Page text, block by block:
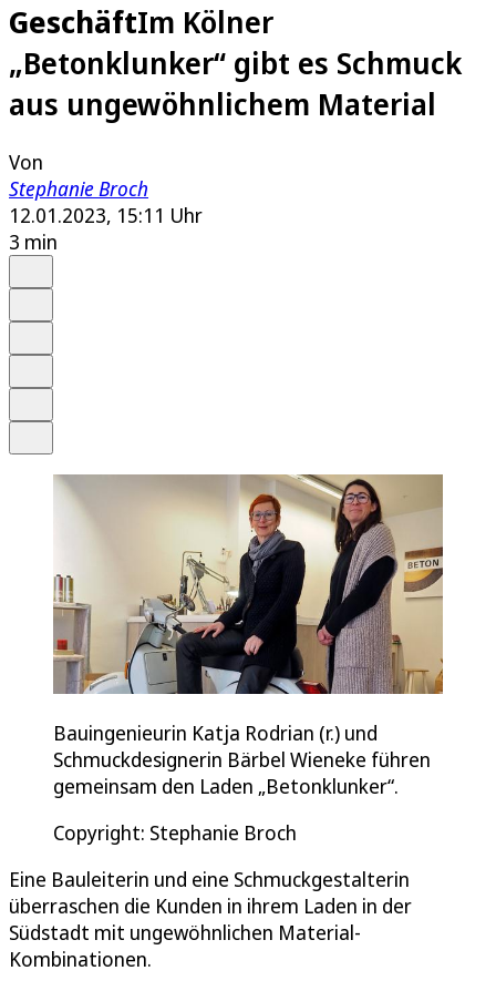
GeschäftIm Kölner
„Betonklunker“ gibt es Schmuck
aus ungewöhnlichem Material
Von
Stephanie Broch
12.01.2023, 15:11 Uhr
3 min
Bauingenieurin Katja Rodrian (r.) und
Schmuckdesignerin Bärbel Wieneke führen
gemeinsam den Laden „Betonklunker“.
Copyright: Stephanie Broch
Eine Bauleiterin und eine Schmuckgestalterin
überraschen die Kunden in ihrem Laden in der
Südstadt mit ungewöhnlichen Material-
Kombinationen.